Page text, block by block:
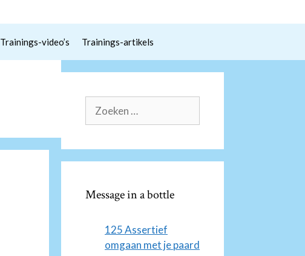
Trainings-video’s Trainings-artikels
naar:
Message in a bottle
125 Assertief
omgaan met je paard